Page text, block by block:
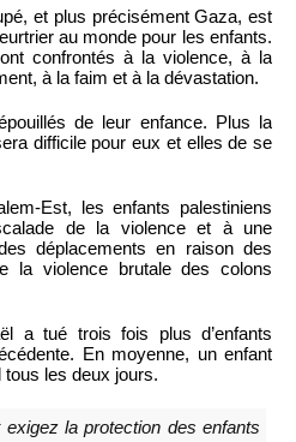
et plus précisément Gaza, est
au monde pour les enfants.
confrontés à la violence, à la
à la faim et à la dévastation.
de leur enfance. Plus la
difficile pour eux et elles de se
Est, les enfants palestiniens
de la violence et à une
déplacements en raison des
la violence brutale des colons
a tué trois fois plus d’enfants
En moyenne, un enfant
tous les deux jours.
la protection des enfants